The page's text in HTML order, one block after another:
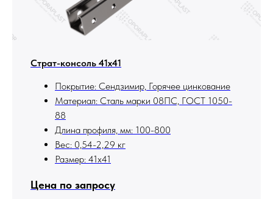
Страт-консоль 41х41
Покрытие: Сендзимир, Горячее цинкование
Материал: Сталь марки 08ПС, ГОСТ 1050-
88
Длина профиля, мм: 100-800
Вес: 0,54-2,29 кг
Размер: 41х41
Цена по запросу